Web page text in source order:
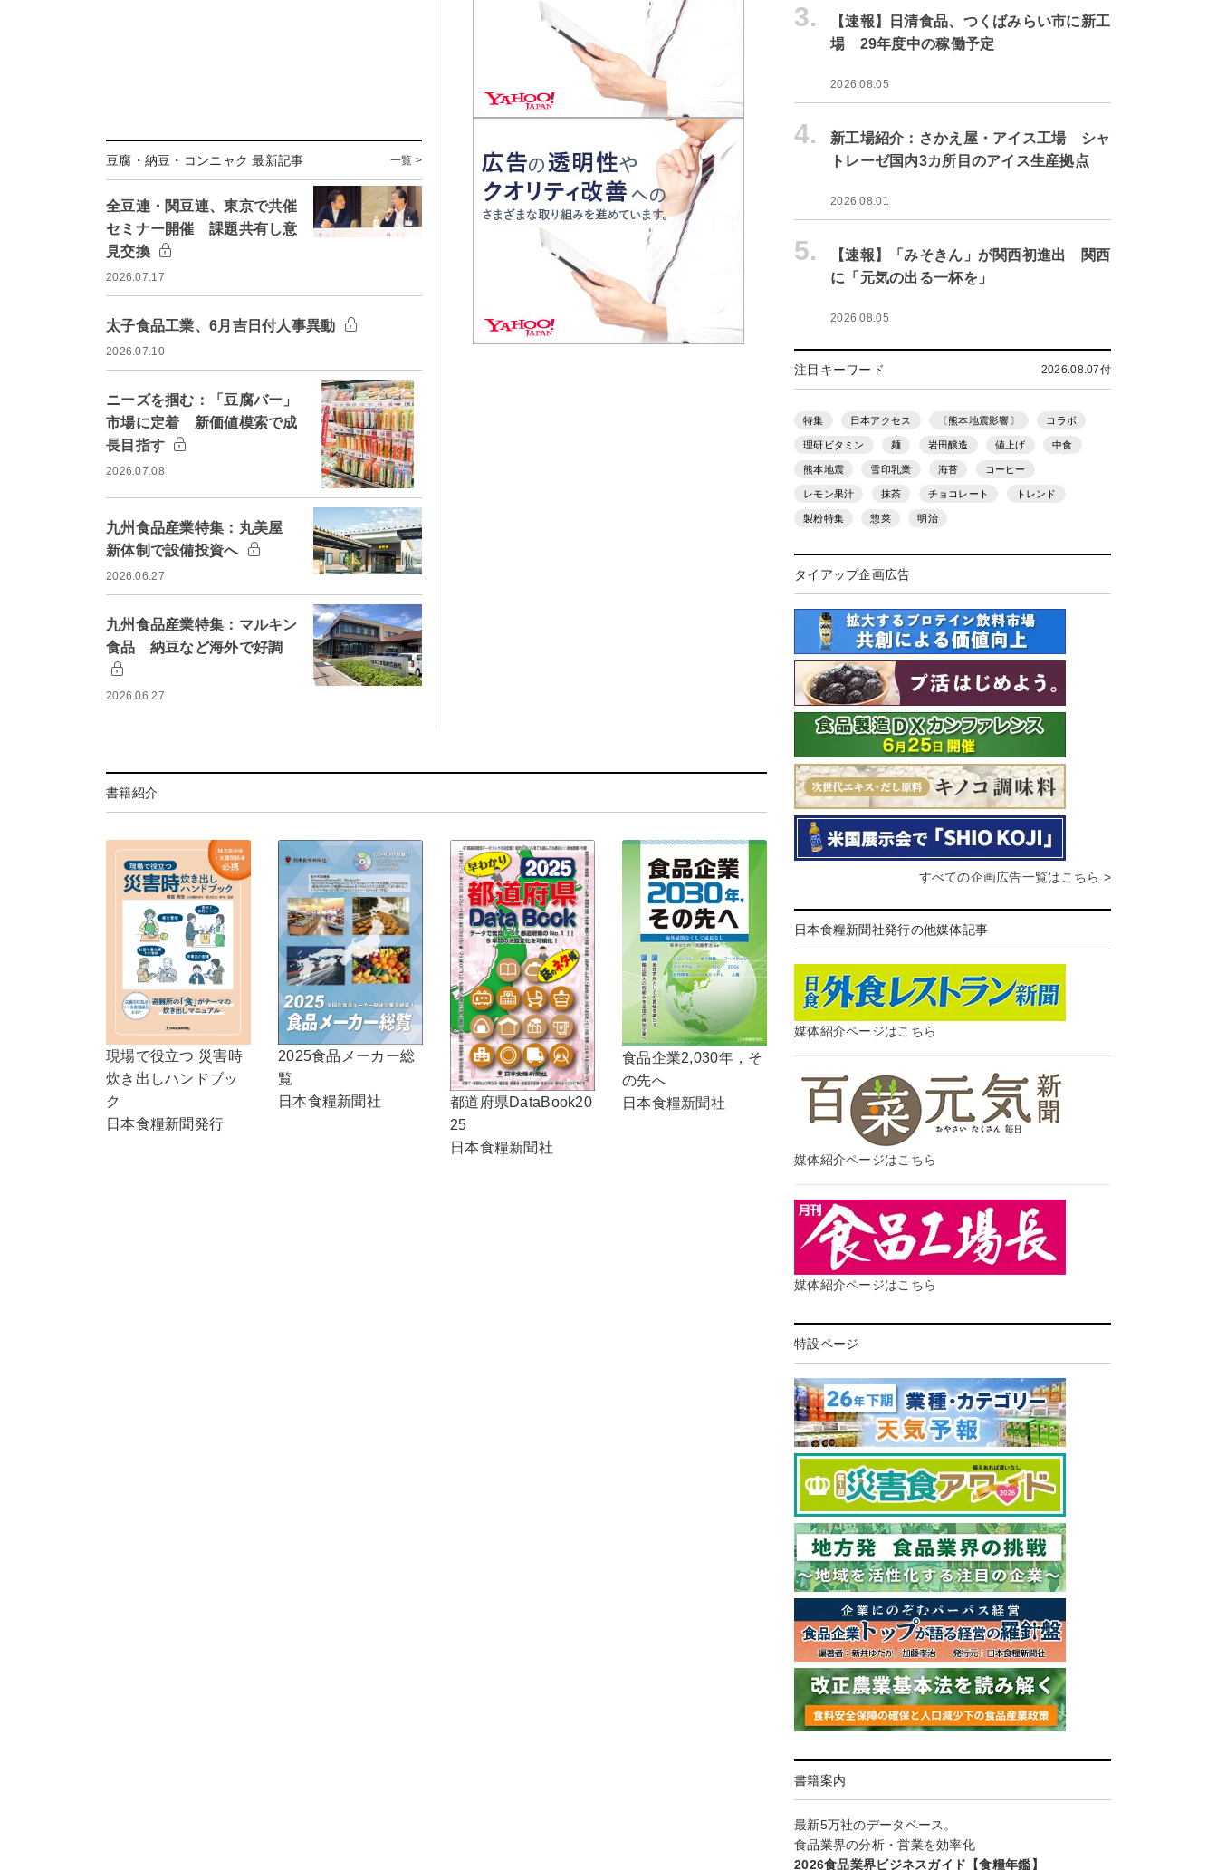
豆腐・納豆・コンニャク 最新記事 一覧 >
全豆連・関豆連、東京で共催
セミナー開催 課題共有し意
見交換
2026.07.17
太子食品工業、6月吉日付人事異動
2026.07.10
ニーズを掴む：「豆腐バー」
市場に定着 新価値模索で成
長目指す
2026.07.08
九州食品産業特集：丸美屋
新体制で設備投資へ
2026.06.27
九州食品産業特集：マルキン
食品 納豆など海外で好調
2026.06.27
書籍紹介
現場で役立つ 災害時
炊き出しハンドブッ
ク
日本食糧新聞発行
2025食品メーカー総
覧
日本食糧新聞社
都道府県DataBook20
25
日本食糧新聞社
食品企業2,030年，そ
の先へ
日本食糧新聞社
3.
【速報】日清食品、つくばみらい市に新工
場 29年度中の稼働予定
2026.08.05
4.
新工場紹介：さかえ屋・アイス工場 シャ
トレーゼ国内3カ所目のアイス生産拠点
2026.08.01
5.
【速報】「みそきん」が関西初進出 関西
に「元気の出る一杯を」
2026.08.05
注目キーワード 2026.08.07付
特集 日本アクセス 〔熊本地震影響〕 コラボ
理研ビタミン 麺 岩田醸造 値上げ 中食
熊本地震 雪印乳業 海苔 コーヒー
レモン果汁 抹茶 チョコレート トレンド
製粉特集 惣菜 明治
タイアップ企画広告
すべての企画広告一覧はこちら >
日本食糧新聞社発行の他媒体記事
媒体紹介ページはこちら
媒体紹介ページはこちら
媒体紹介ページはこちら
特設ページ
書籍案内
最新5万社のデータベース。
食品業界の分析・営業を効率化
2026食品業界ビジネスガイド【食糧年鑑】